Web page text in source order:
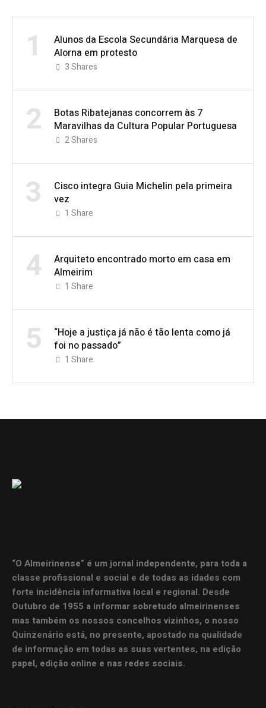
1
Alunos da Escola Secundária Marquesa de
Alorna em protesto
3Shares
2
Botas Ribatejanas concorrem às 7
Maravilhas da Cultura Popular Portuguesa
2Shares
3
Cisco integra Guia Michelin pela primeira
vez
1 Share
4
Arquiteto encontrado morto em casa em
Almeirim
1 Share
5
“Hoje a justiça já não é tão lenta como já
foi no passado”
1 Share
“O Almeirinense” é um jornal independente, para toda a
classe profissional e social e de todas as idades com
forte incidência informativa local e regional. Desde
Outubro de 1955 a informar sobretudo almeirinenses
mas também os nossos concelhos vizinhos, o nosso
Quinzenário está, no presente, apostado na qualidade
de informação em todas as suas vertentes, na edição
papel, edição online e nas redes sociais.